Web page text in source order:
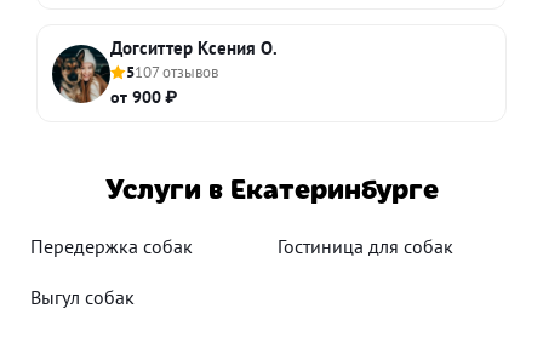
Догситтер Ксения О.
5107 отзывов
от 900 ₽
Услуги в Екатеринбурге
Передержка собак Гостиница для собак
Выгул собак